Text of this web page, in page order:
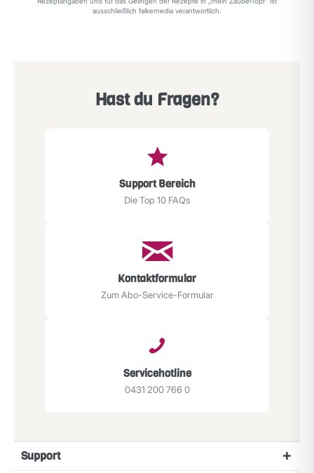
ausschließlich falkemedia verantwortlich.
Hast du Fragen?
Support Bereich
Die Top 10 FAQs
Kontaktformular
Zum Abo-Service-Formular
Servicehotline
0431 200 766 0
Support